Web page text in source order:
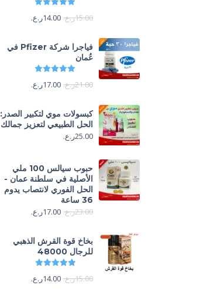
15.00ر.ع. 14.00ر.ع.
فياجرا شركة Pfizer في
عُمان
21.00ر.ع. 17.00ر.ع.
كبسولات موي لتكبير الصدر:
الحل الطبيعي لتعزيز جمالك
25.00ر.ع.
حبوب سيالس 100 ملي
الأصلية في سلطنة عمان -
الحل الفوري لانتصاب يدوم
36 ساعة
23.00ر.ع. 17.00ر.ع.
بخاخ قوة القرش الذهبي
للرجال 48000
تم التقييم
15.00ر.ع. 14.00ر.ع.